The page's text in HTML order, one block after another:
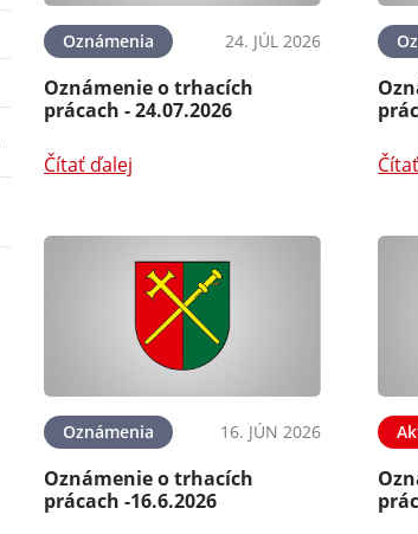
Oznámenia 24. JÚL 2026
Oznámenie o trhacích
prácach - 24.07.2026
Čítať ďalej
Oznámenia 16. JÚN 2026
Oznámenie o trhacích
prácach -16.6.2026